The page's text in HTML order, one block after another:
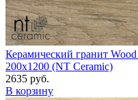
Керамический гранит
200x1200 (NT Ceramic)
2635 руб.
В корзину